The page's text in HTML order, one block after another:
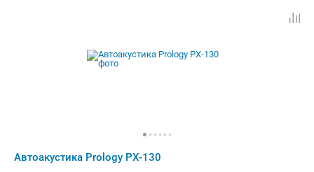
Автоакустика Prology PX-130